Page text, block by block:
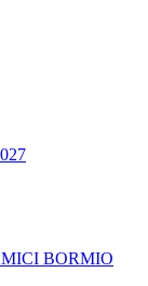
BORMIO